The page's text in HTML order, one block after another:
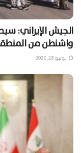
الجيش الإيراني:
واشنطن من
يونيو 28, 2026